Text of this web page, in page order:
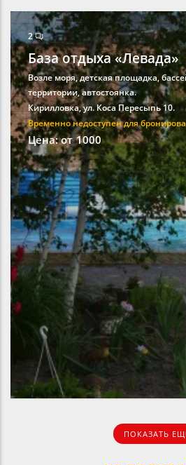
2
База отдыха «Левада»
Возле моря, детская площадка,
территории, автостоянка.
Кирилловка, ул. Коса Пересыпь 10.
Временно недоступен для
Цена: от 1000
ПОКАЗАТЬ